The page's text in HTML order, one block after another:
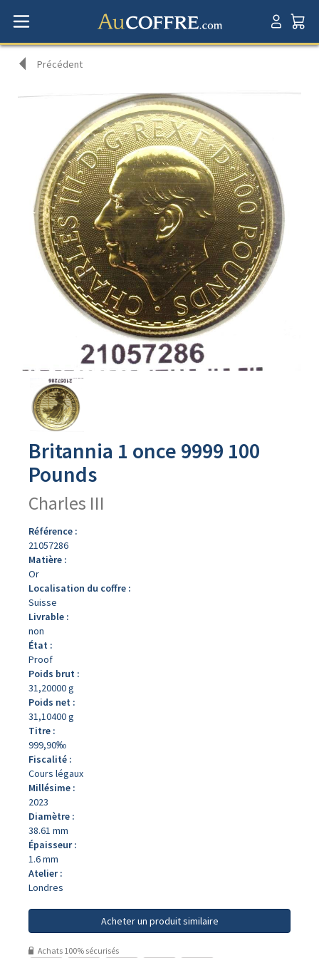
Précédent
produit
Britannia 1 once 9999 100
Pounds
Charles III
Référence :
21057286
Matière :
Or
Localisation du coffre :
Suisse
Livrable :
non
État :
Proof
Poids brut :
31,20000 g
Poids net :
31,10400 g
Titre :
999,90‰
Fiscalité :
Cours légaux
Millésime :
2023
Diamètre :
38.61 mm
Épaisseur :
1.6 mm
Atelier :
Londres
Acheter un produit similaire
Achats 100% sécurisés